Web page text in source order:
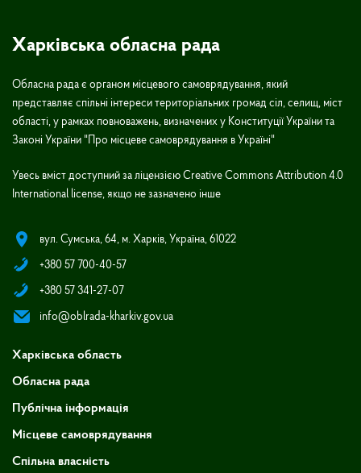
Харківська обласна рада
Обласна рада є органом місцевого самоврядування, який
представляє спільні інтереси територіальних громад сіл, селищ, міст
області, у рамках повноважень, визначених у Конституції України та
Законі України "Про місцеве самоврядування в Україні"
Увесь вміст доступний за ліцензією Creative Commons Attribution 4.0
International license, якщо не зазначено інше
вул. Сумська, 64, м. Харків, Україна, 61022
+380 57 700-40-57
+380 57 341-27-07
info@oblrada-kharkiv.gov.ua
Харківська область
Обласна рада
Публічна інформація
Місцеве самоврядування
Спільна власність